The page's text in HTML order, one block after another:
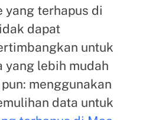
yang terhapus di
dapat
untuk
yang lebih mudah
menggunakan
data untuk